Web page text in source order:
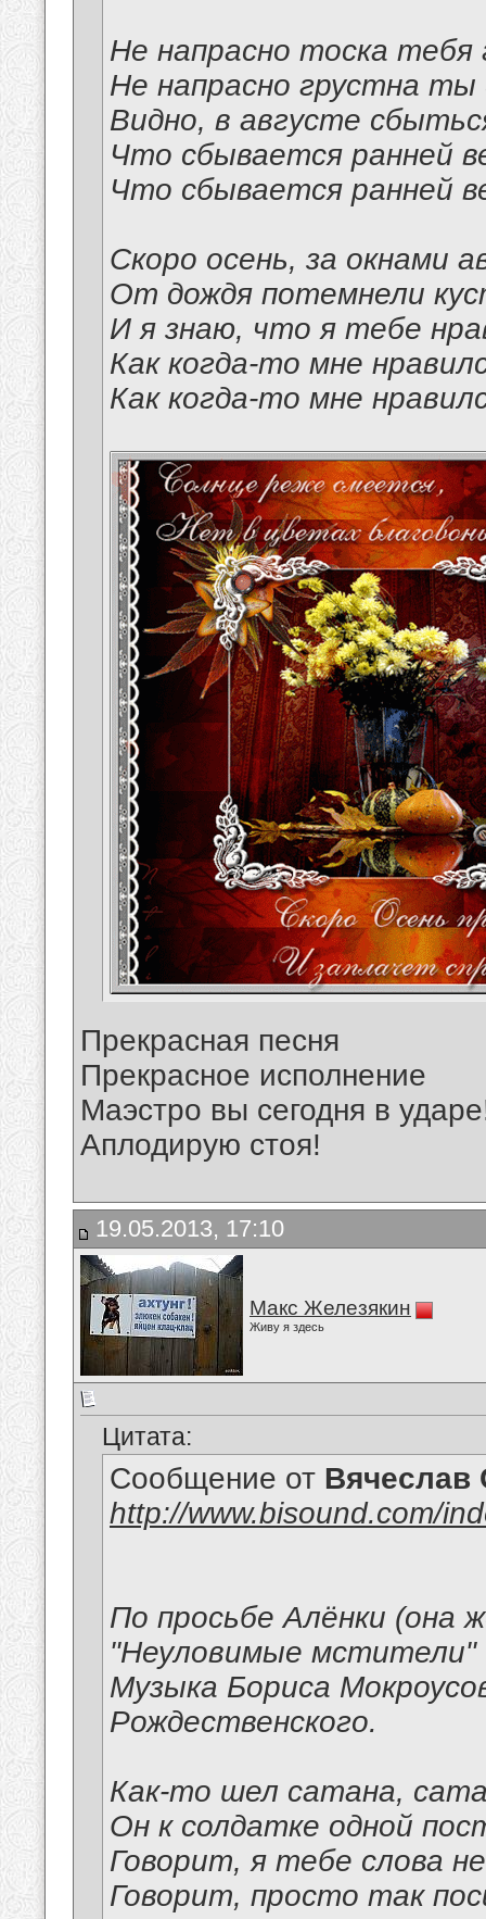
Не напрасно тоска тебя
Не напрасно грустна ты
Видно, в августе
Что сбывается ранней
Что сбывается ранней
Скоро осень, за окнами
От дождя потемнели
И я знаю, что я тебе
Как когда-то мне
Как когда-то мне
Прекрасная песня
Прекрасное исполнение
Маэстро вы сегодня в
Аплодирую стоя!
19.05.2013, 17:10
Макс Железякин
Живу я здесь
Цитата:
Сообщение от Вячеслав
http://www.bisound.com/
По просьбе Алёнки (она
"Неуловимые
Музыка Бориса
Рождественского.
Как-то шел сатана,
Он к солдатке одной
Говорит, я тебе слова
Говорит, просто так